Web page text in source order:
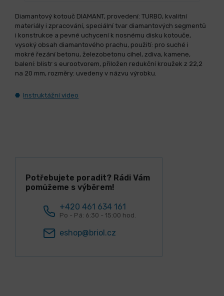
Diamantový kotouč DIAMANT, provedení: TURBO, kvalitní
materiály i zpracování, speciální tvar diamantových segmentů
i konstrukce a pevné uchycení k nosnému disku kotouče,
vysoký obsah diamantového prachu, použití: pro suché i
mokré řezání betonu, železobetonu cihel, zdiva, kamene,
balení: blistr s eurootvorem, přiložen redukční kroužek z 22,2
na 20 mm, rozměry: uvedeny v názvu výrobku.
Instruktážní video
Potřebujete poradit? Rádi Vám
pomůžeme s výběrem!
+420 461 634 161
Po - Pá: 6:30 - 15:00 hod.
eshop@briol.cz